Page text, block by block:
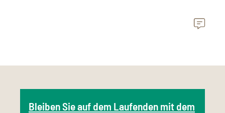
Bleiben Sie auf dem Laufenden mit dem